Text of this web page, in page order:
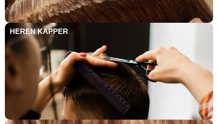
HEREN KAPPER